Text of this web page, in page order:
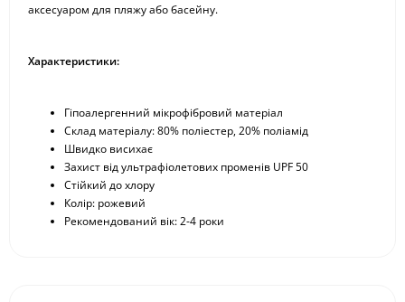
аксесуаром для пляжу або басейну.
Характеристики:
Гіпоалергенний мікрофібровий матеріал
Склад матеріалу: 80% поліестер, 20% поліамід
Швидко висихає
Захист від ультрафіолетових променів UPF 50
Стійкий до хлору
Колір: рожевий
Рекомендований вік: 2-4 роки